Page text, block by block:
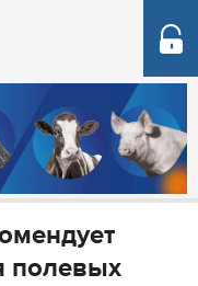
полевых